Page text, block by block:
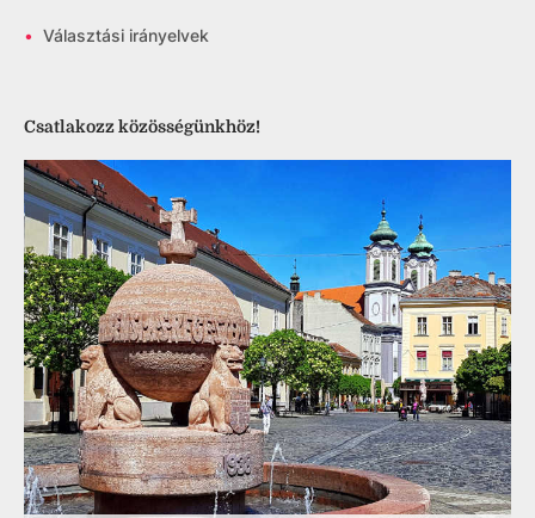
• Választási irányelvek
Csatlakozz közösségünkhöz!